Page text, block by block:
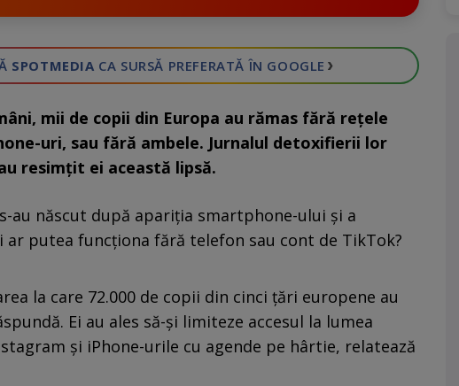
SPOTMEDIA CA SURSĂ PREFERATĂ ÎN GOOGLE ›
mii de copii din Europa au rămas fără rețele
uri, sau fără ambele. Jurnalul detoxifierii lor
resimțit ei această lipsă.
au născut după apariția smartphone-ului și a
ar putea funcționa fără telefon sau cont de TikTok?
la care 72.000 de copii din cinci țări europene au
Ei au ales să-și limiteze accesul la lumea
și iPhone-urile cu agende pe hârtie, relatează